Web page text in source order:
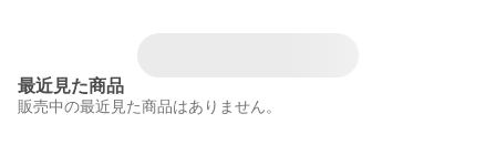
最近見た商品
販売中の最近見た商品はありません。